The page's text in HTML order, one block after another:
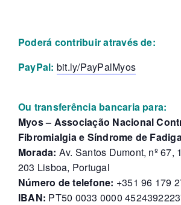
Poderá contribuir através de:
PayPal: bit.ly/PayPalMyos
Ou transferência bancaria para:
Myos – Associação Nacional
Fibromialgia e Síndrome de
Morada: Av. Santos Dumont, nº 67,
203 Lisboa, Portugal
Número de telefone: +351 96 179
IBAN: PT50 0033 0000